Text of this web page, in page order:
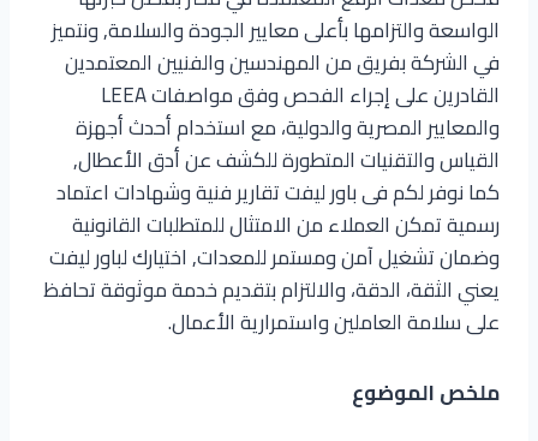
الواسعة والتزامها بأعلى معايير الجودة والسلامة, ونتميز
في الشركة بفريق من المهندسين والفنيين المعتمدين
القادرين على إجراء الفحص وفق مواصفات LEEA
والمعايير المصرية والدولية، مع استخدام أحدث أجهزة
القياس والتقنيات المتطورة للكشف عن أدق الأعطال,
كما نوفر لكم فى باور ليفت تقارير فنية وشهادات اعتماد
رسمية تمكن العملاء من الامتثال للمتطلبات القانونية
وضمان تشغيل آمن ومستمر للمعدات, اختيارك لباور ليفت
يعني الثقة، الدقة، والالتزام بتقديم خدمة موثوقة تحافظ
على سلامة العاملين واستمرارية الأعمال.
ملخص الموضوع